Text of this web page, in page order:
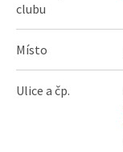
clubu
Místo
Ulice a čp.